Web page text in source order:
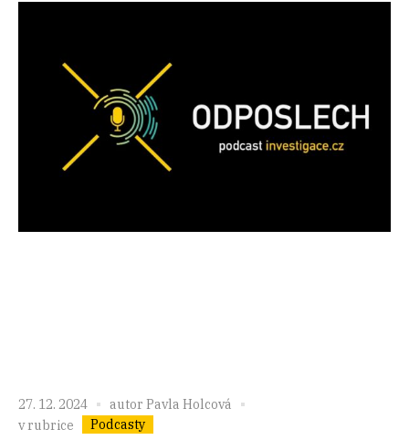
27. 12. 2024 autor Pavla Holcová
v rubrice
Podcasty